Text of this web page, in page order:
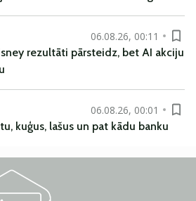
06.08.26, 00:11
rezultāti pārsteidz, bet AI akciju
06.08.26, 00:01
kuģus, lašus un pat kādu banku